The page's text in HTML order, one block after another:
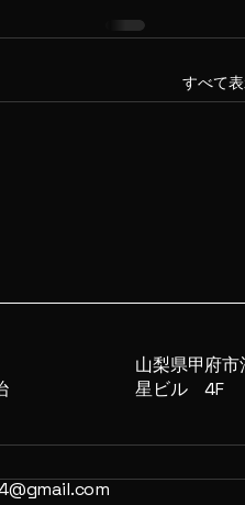
すべて
山梨県甲府市
星ビル 4F